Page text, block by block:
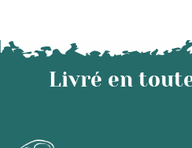
Livré en